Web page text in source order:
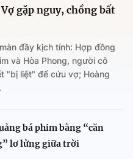
gặp nguy, chồng bất
đầy kịch tính: Hợp đồng
và Hòa Phong, người cô
"bị liệt" để cứu vợ; Hoàng
bá phim bằng “căn
lơ lửng giữa trời